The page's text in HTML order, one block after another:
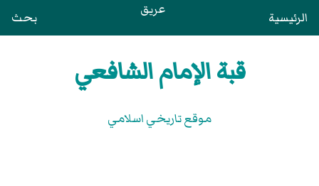
الرئيسية عريق بحث
قبة الإمام الشافعي
موقع تاريخي اسلامي